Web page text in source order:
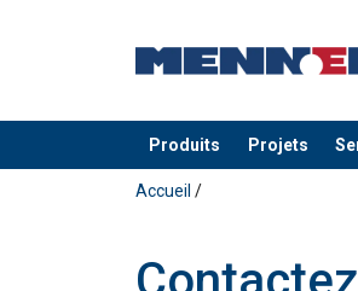
Produits Projets
Ajouté au panier
Accueil /